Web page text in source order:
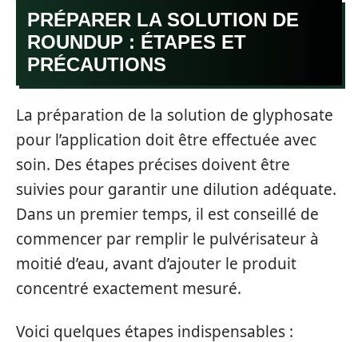
PRÉPARER LA SOLUTION DE
ROUNDUP : ÉTAPES ET
PRÉCAUTIONS
La préparation de la solution de glyphosate
pour l’application doit être effectuée avec
soin. Des étapes précises doivent être
suivies pour garantir une dilution adéquate.
Dans un premier temps, il est conseillé de
commencer par remplir le pulvérisateur à
moitié d’eau, avant d’ajouter le produit
concentré exactement mesuré.
Voici quelques étapes indispensables :